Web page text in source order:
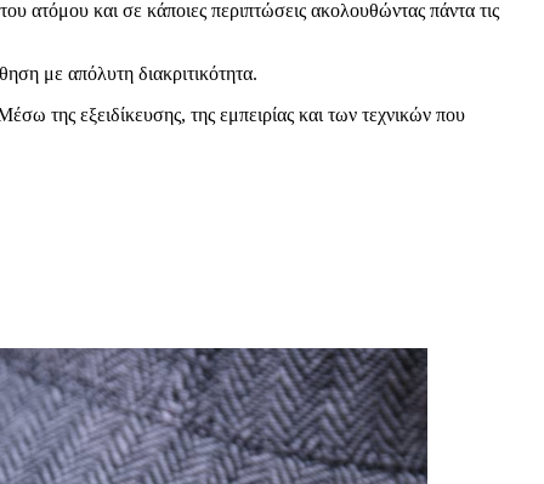
ατόμου και σε κάποιες περιπτώσεις ακολουθώντας πάντα τις
με απόλυτη διακριτικότητα.
της εξειδίκευσης, της εμπειρίας και των τεχνικών που